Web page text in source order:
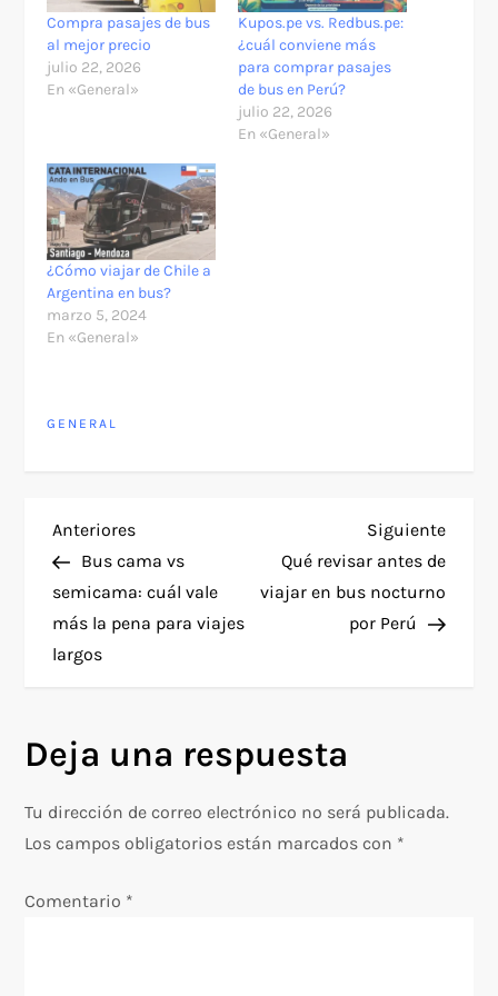
Compra pasajes de bus
al mejor precio
julio 22, 2026
En «General»
Kupos.pe vs. Redbus.pe:
¿cuál conviene más
para comprar pasajes
de bus en Perú?
julio 22, 2026
En «General»
¿Cómo viajar de Chile a
Argentina en bus?
marzo 5, 2024
En «General»
GENERAL
N
a
v
g
a
c
i
Entrada
anterior
Anteriores
Bus cama vs
semicama: cuál vale
más la pena para viajes
largos
Siguiente
Qué revisar antes de
viajar en bus nocturno
por Perú
Deja una respuesta
Tu dirección de correo electrónico no será publicada.
Los campos obligatorios están marcados con *
Comentario *